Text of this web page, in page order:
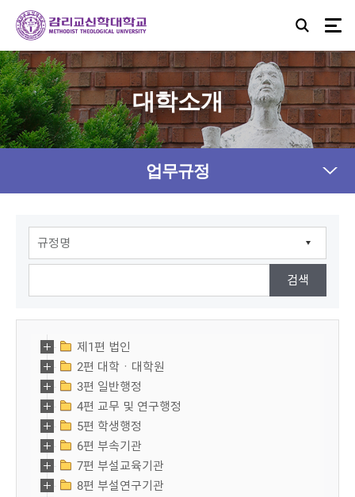
대학소개
업무규정
제1편 법인
2편 대학ㆍ대학원
3편 일반행정
4편 교무 및 연구행정
5편 학생행정
6편 부속기관
7편 부설교육기관
8편 부설연구기관